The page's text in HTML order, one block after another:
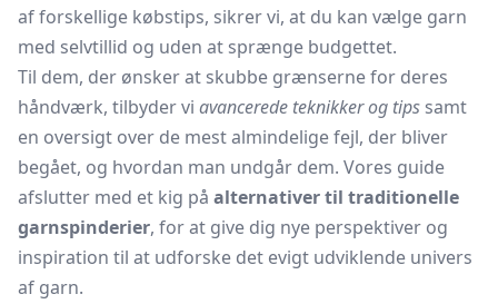
af forskellige købstips, sikrer vi, at du kan vælge garn
med selvtillid og uden at sprænge budgettet.
Til dem, der ønsker at skubbe grænserne for deres
håndværk, tilbyder vi avancerede teknikker og tips samt
en oversigt over de mest almindelige fejl, der bliver
begået, og hvordan man undgår dem. Vores guide
afslutter med et kig på alternativer til traditionelle
garnspinderier, for at give dig nye perspektiver og
inspiration til at udforske det evigt udviklende univers
af garn.